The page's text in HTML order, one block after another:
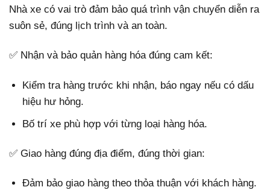
Nhà xe có vai trò đảm bảo quá trình vận chuyển diễn ra
suôn sẻ, đúng lịch trình và an toàn.
✅ Nhận và bảo quản hàng hóa đúng cam kết:
Kiểm tra hàng trước khi nhận, báo ngay nếu có dấu
hiệu hư hỏng.
Bố trí xe phù hợp với từng loại hàng hóa.
✅ Giao hàng đúng địa điểm, đúng thời gian:
Đảm bảo giao hàng theo thỏa thuận với khách hàng.